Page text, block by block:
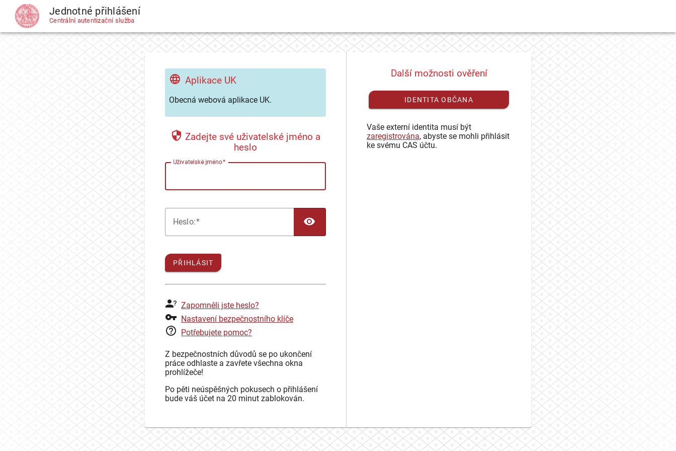
CAS Jednotné přihlášení
Centrální autentizační služba
Aplikace UK
Obecná webová aplikace UK.
Zadejte své uživatelské jméno a
heslo
Uživatelské jméno
Heslo:
PŘIHLÁSIT
Zapomněli jste heslo?
Nastavení bezpečnostního klíče
Potřebujete pomoc?
Z bezpečnostních důvodů se po ukončení
práce odhlaste a zavřete všechna okna
prohlížeče!
Po pěti neúspěšných pokusech o přihlášení
bude váš účet na 20 minut zablokován.
Další možnosti ověření
IDENTITA OBČANA
Vaše externí identita musí být
zaregistrována, abyste se mohli přihlásit
ke svému CAS účtu.